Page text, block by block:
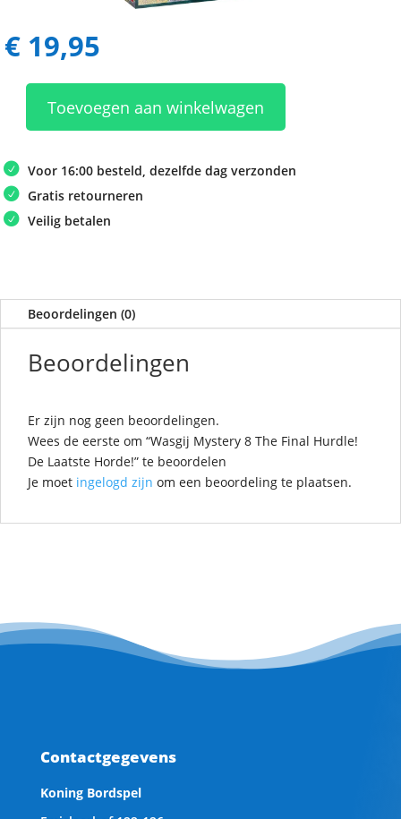
€ 19,95
8
The
Final
Hurdle!
aantal
Toevoegen aan winkelwagen
Voor 16:00 besteld, dezelfde dag verzonden
Gratis retourneren
Veilig betalen
Beoordelingen (0)
Beoordelingen
Er zijn nog geen beoordelingen.
Wees de eerste om “Wasgij Mystery 8 The Final Hurdle!
De Laatste Horde!” te beoordelen
Je moet ingelogd zijn om een beoordeling te plaatsen.
Contactgegevens
Koning Bordspel